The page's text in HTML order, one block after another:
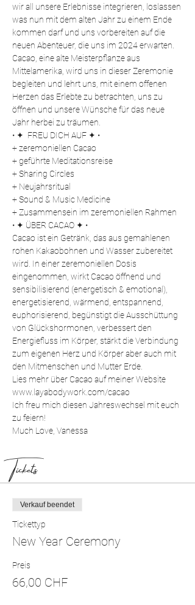
wir all unsere Erlebnisse integrieren, loslassen
was nun mit dem alten Jahr zu einem Ende
kommen darf und uns vorbereiten auf die
neuen Abenteuer, die uns im 2024 erwarten.
Cacao, eine alte Meisterpflanze aus
Mittelamerika, wird uns in dieser Zeremonie
begleiten und lehrt uns, mit einem offenen
Herzen das Erlebte zu betrachten, uns zu
öffnen und unsere Wünsche für das neue
Jahr herbei zu träumen.
• ✦  FREU DICH AUF ✦ •
+ zeremoniellen Cacao
+ geführte Meditationsreise
+ Sharing Circles
+ Neujahrsritual
+ Sound & Music Medicine
+ Zusammensein im zeremoniellen Rahmen
• ✦ ÜBER CACAO ✦ •
Cacao ist ein Getränk, das aus gemahlenen
rohen Kakaobohnen und Wasser zubereitet
wird. In einer zeremoniellen Dosis
eingenommen, wirkt Cacao öffnend und
sensibilisierend (energetisch & emotional),
energetisierend, wärmend, entspannend,
euphorisierend, begünstigt die Ausschüttung
von Glückshormonen, verbessert den
Energiefluss im Körper, stärkt die Verbindung
zum eigenen Herz und Körper aber auch mit
den Mitmenschen und Mutter Erde.
Lies mehr über Cacao auf meiner Website
www.layabodywork.com/cacao
Ich freu mich diesen Jahreswechsel mit euch
zu feiern!
Much Love, Vanessa
Tickets
Verkauf beendet
Tickettyp
New Year Ceremony
Preis
66,00 CHF